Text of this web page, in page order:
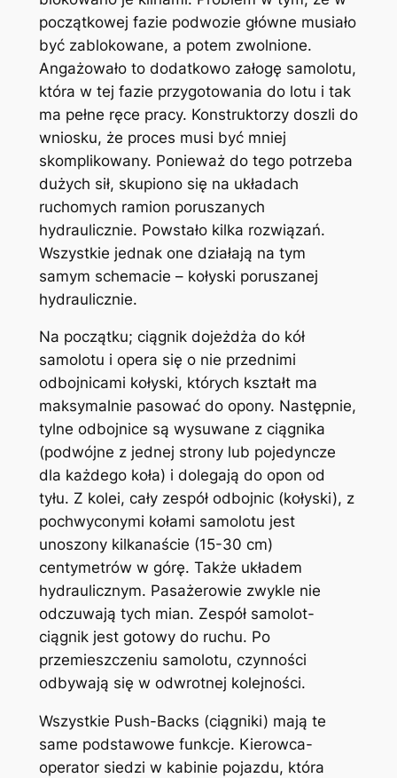
początkowej fazie podwozie główne musiało
być zablokowane, a potem zwolnione.
Angażowało to dodatkowo załogę samolotu,
która w tej fazie przygotowania do lotu i tak
ma pełne ręce pracy. Konstruktorzy doszli do
wniosku, że proces musi być mniej
skomplikowany. Ponieważ do tego potrzeba
dużych sił, skupiono się na układach
ruchomych ramion poruszanych
hydraulicznie. Powstało kilka rozwiązań.
Wszystkie jednak one działają na tym
samym schemacie – kołyski poruszanej
hydraulicznie.
Na początku; ciągnik dojeżdża do kół
samolotu i opera się o nie przednimi
odbojnicami kołyski, których kształt ma
maksymalnie pasować do opony. Następnie,
tylne odbojnice są wysuwane z ciągnika
(podwójne z jednej strony lub pojedyncze
dla każdego koła) i dolegają do opon od
tyłu. Z kolei, cały zespół odbojnic (kołyski), z
pochwyconymi kołami samolotu jest
unoszony kilkanaście (15-30 cm)
centymetrów w górę. Także układem
hydraulicznym. Pasażerowie zwykle nie
odczuwają tych mian. Zespół samolot-
ciągnik jest gotowy do ruchu. Po
przemieszczeniu samolotu, czynności
odbywają się w odwrotnej kolejności.
Wszystkie Push-Backs (ciągniki) mają te
same podstawowe funkcje. Kierowca-
operator siedzi w kabinie pojazdu, która